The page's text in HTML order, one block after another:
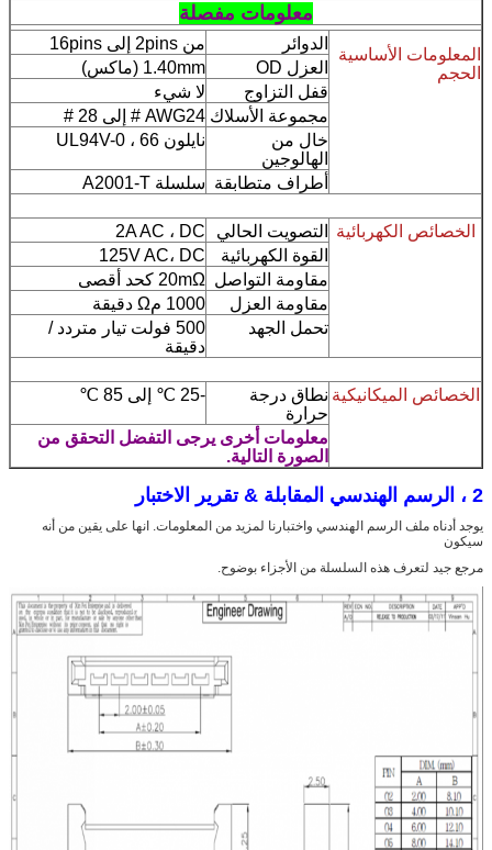
معلومات مفصلة
المعلومات الأساسية
الحجم
الدوائر
من 2pins إلى 16pins
العزل OD
1.40mm (ماكس)
قفل التزاوج
لا شيء
مجموعة الأسلاك AWG24 # إلى 28 #
خال من
الهالوجين
نايلون 66 ، UL94V-0
أطراف متطابقة سلسلة A2001-T
الخصائص الكهربائية التصويت الحالي
2A AC ، DC
القوة الكهربائية
125V AC، DC
مقاومة التواصل 20mΩ كحد أقصى
مقاومة العزل
1000 مΩ دقيقة
تحمل الجهد
500 فولت تيار متردد /
دقيقة
الخصائص الميكانيكية نطاق درجة
حرارة
-25 ℃ إلى 85 ℃
معلومات أخرى يرجى التفضل التحقق من
الصورة التالية.
2 ، الرسم الهندسي المقابلة & تقرير الاختبار
يوجد أدناه ملف الرسم الهندسي واختبارنا لمزيد من المعلومات. انها على يقين من أنه
سيكون
مرجع جيد لتعرف هذه السلسلة من الأجزاء بوضوح.